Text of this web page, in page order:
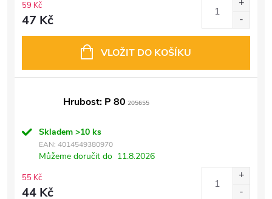
59 Kč
47 Kč
VLOŽIT DO KOŠÍKU
Hrubost: P 80 205655
Skladem >10 ks
EAN: 4014549380970
Můžeme doručit do 11.8.2026
55 Kč
44 Kč